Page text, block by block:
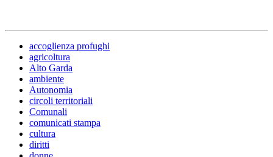
accoglienza profughi
agricoltura
Alto Garda
ambiente
Autonomia
circoli territoriali
Comunali
comunicati stampa
cultura
diritti